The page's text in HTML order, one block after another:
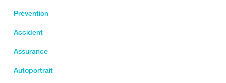
Prévention
Accident
Assurance
Autoportrait